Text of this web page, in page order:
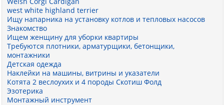
west white highland terrier
Ищу напарника на установку котлов и тепловых насосов
Знакомство
Ищем женщину для уборки квартиры
Требуются плотники, арматурщики, бетонщики,
монтажники
Детская одежда
Наклейки на машины, витрины и указатели
Котята 2 веслоухих и 4 породы Скотиш Фолд
Эзотерика
Монтажный инструмент